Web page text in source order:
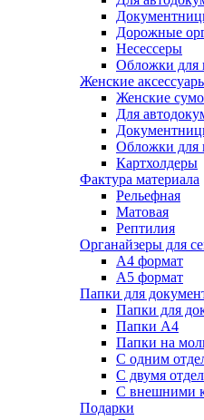
Дорожные
Несессеры
Обложки для
Женские
Женские
Для
Обложки для
Картхолдеры
Фактура материала
Рельефная
Матовая
Рептилия
Органайзеры для
А4 формат
А5 формат
Папки для
Папки для
Папки А4
Папки на
С одним
С двумя
С внешними
Подарки